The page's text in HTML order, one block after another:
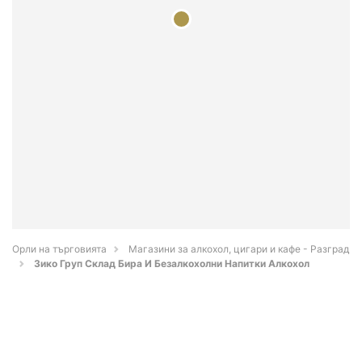
Орли на търговията
Магазини за алкохол, цигари и кафе - Разград
Зико Груп Склад Бира И Безалкохолни Напитки Алкохол